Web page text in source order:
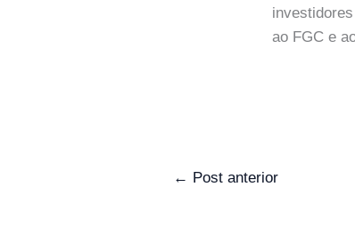
ao FGC e
← Post anterior